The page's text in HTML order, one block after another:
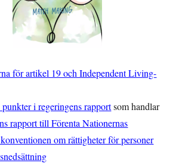
för artikel 19 och Independent Living-
i regeringens rapportsom handlar
rapport till Förenta Nationernas
om rättigheter för personer